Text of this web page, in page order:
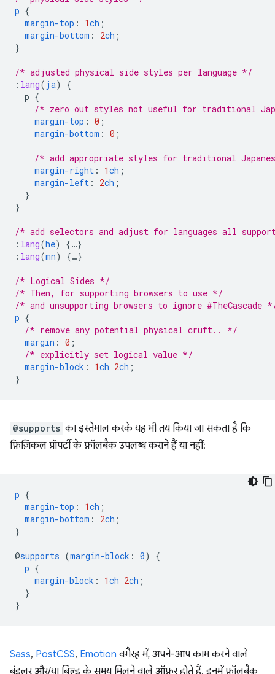
p {
margin-top : 1ch ;
margin-bottom : 2ch ;
}
/* adjusted physical side styles per language */
: lang( ja)
{
p {
/* zero out styles not useful for traditional
margin-top : 0 ;
margin-bottom : 0 ;
/* add appropriate styles for traditional
margin-right : 1ch ;
margin-left : 2ch ;
}
}
/* add selectors and adjust for languages all
: lang(he) {…}
: lang(mn) {…}
/* Logical Sides */
/* Then, for supporting browsers to use */
/* and unsupporting browsers to ignore #TheCascade
p {
/* remove any potential physical cruft.. */
margin : 0 ;
/* explicitly set logical value */
margin-block : 1ch 2ch ;
}
@supports का इस्तेमाल करके यह भी तय किया जा सकता है कि
फ़िज़िकल प्रॉपर्टी के फ़ॉलबैक उपलब्ध कराने हैं या नहीं:
p {
margin-top : 1ch ;
margin-bottom : 2ch ;
}
@supports (margin-block : 0)
{
p {
margin-block : 1ch 2ch ;
}
}
Sass, PostCSS, Emotion वगैरह में, अपने-आप काम करने वाले